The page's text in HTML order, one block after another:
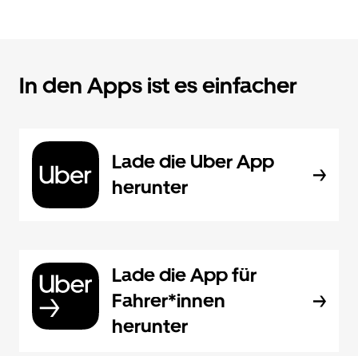
In den Apps ist es einfacher
Lade die Uber App
herunter
Lade die App für
Fahrer*innen
herunter